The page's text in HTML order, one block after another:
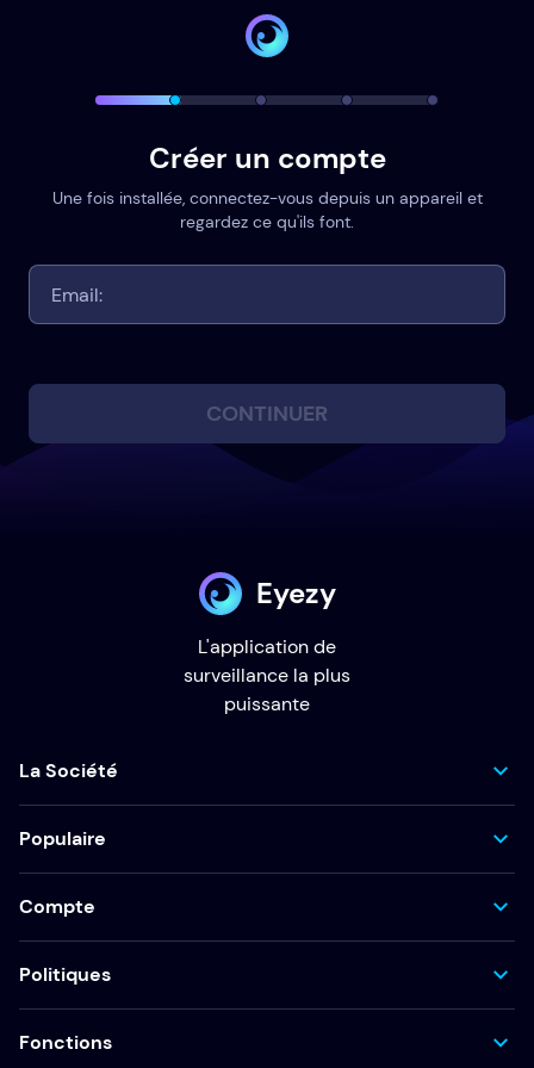
Créer un compte
Une fois installée, connectez-vous depuis un appareil et
regardez ce qu'ils font.
CONTINUER
Eyezy
L'application de
surveillance la plus
puissante
La Société
Populaire
Compte
Politiques
Fonctions